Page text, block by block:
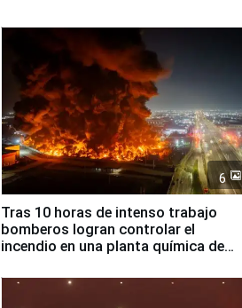
6
Tras 10 horas de intenso trabajo
bomberos logran controlar el
incendio en una planta química de